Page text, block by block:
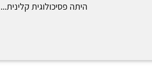
היתה פסיכולוגית קלינית...